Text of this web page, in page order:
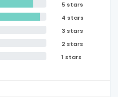
5 stars
4 stars
3 stars
2 stars
1 stars